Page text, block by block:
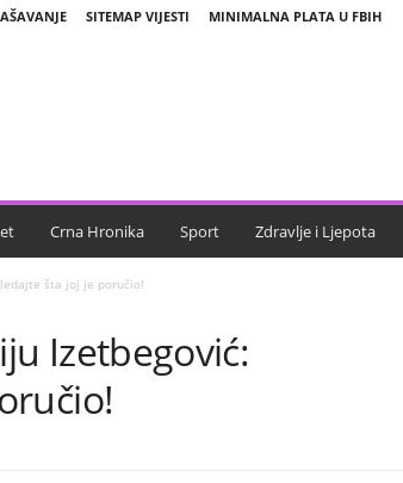
SITEMAP VIJESTI MINIMALNA PLATA U FBIH
Crna Hronika Sport Zdravlje i Ljepota
šta joj je poručio!
Izetbegović: